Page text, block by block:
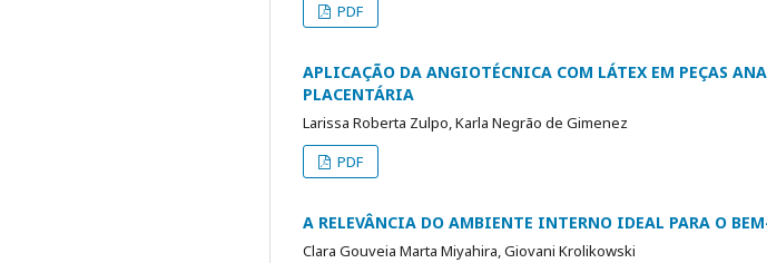
PDF
APLICAÇÃO DA ANGIOTÉCNICA COM LÁTEX EM PEÇAS
PLACENTÁRIA
Larissa Roberta Zulpo, Karla Negrão de Gimenez
PDF
A RELEVÂNCIA DO AMBIENTE INTERNO IDEAL PARA O
Clara Gouveia Marta Miyahira, Giovani Krolikowski